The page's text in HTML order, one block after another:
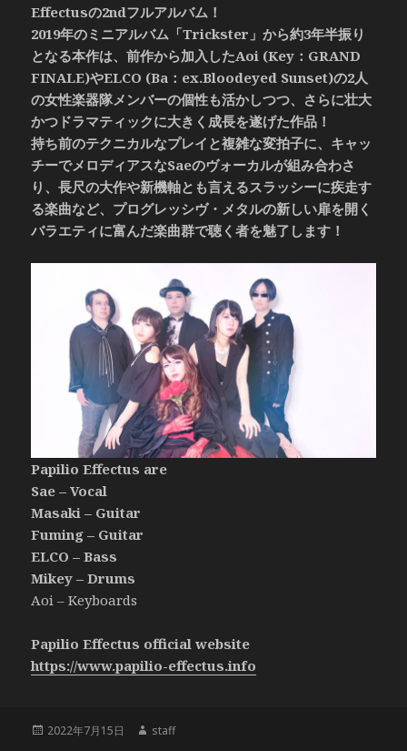
Effectusの2ndフルアルバム！
2019年のミニアルバム「Trickster」から約3年半振り
となる本作は、前作から加入したAoi (Key：GRAND
FINALE)やELCO (Ba：ex.Bloodeyed Sunset)の2人
の女性楽器隊メンバーの個性も活かしつつ、さらに壮大
かつドラマティックに大きく成長を遂げた作品！
持ち前のテクニカルなプレイと複雑な変拍子に、キャッ
チーでメロディアスなSaeのヴォーカルが組み合わさ
り、長尺の大作や新機軸とも言えるスラッシーに疾走す
る楽曲など、プログレッシヴ・メタルの新しい扉を開く
バラエティに富んだ楽曲群で聴く者を魅了します！
Papilio Effectus are
Sae – Vocal
Masaki – Guitar
Fuming – Guitar
ELCO – Bass
Mikey – Drums
Aoi – Keyboards
Papilio Effectus official website
https://www.papilio-effectus.info
投
2022年7月15日
作
staff